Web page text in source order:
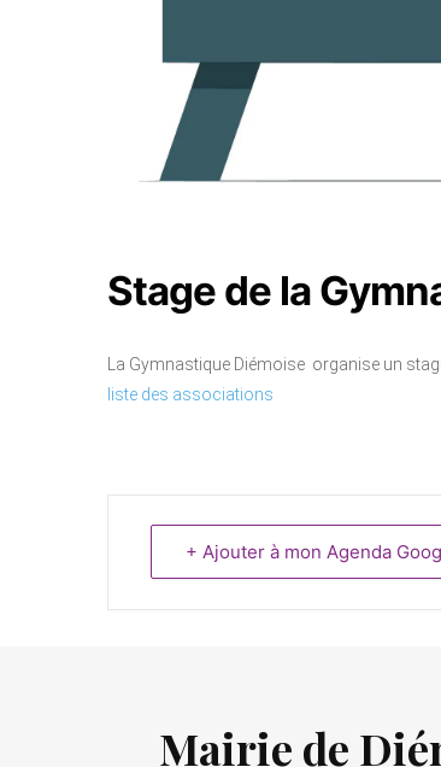
Stage de la
La Gymnastique Diémoise organise un
liste des associations
+ Ajouter à mon Agenda
Mairie de